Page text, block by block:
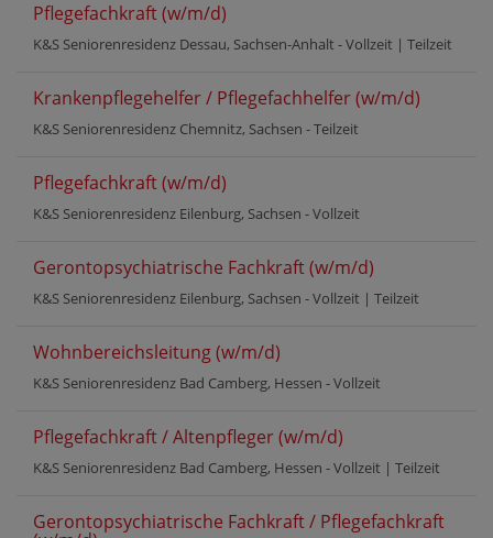
Pflegefachkraft (w/m/d)
K&S Seniorenresidenz Dessau, Sachsen-Anhalt -Vollzeit | Teilzeit
Krankenpflegehelfer / Pflegefachhelfer (w/m/d)
K&S Seniorenresidenz Chemnitz, Sachsen -Teilzeit
Pflegefachkraft (w/m/d)
K&S Seniorenresidenz Eilenburg, Sachsen -Vollzeit
Gerontopsychiatrische Fachkraft (w/m/d)
K&S Seniorenresidenz Eilenburg, Sachsen -Vollzeit | Teilzeit
Wohnbereichsleitung (w/m/d)
K&S Seniorenresidenz Bad Camberg, Hessen -Vollzeit
Pflegefachkraft / Altenpfleger (w/m/d)
K&S Seniorenresidenz Bad Camberg, Hessen -Vollzeit | Teilzeit
Gerontopsychiatrische Fachkraft / Pflegefachkraft